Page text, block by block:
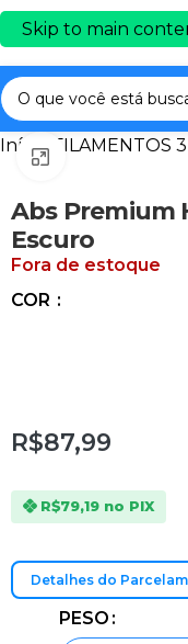
Skip to main
Início/ FILAMENTOS
Clique para
Abs Premium
Escuro
Fora de estoque
COR
R$87,99
R$79,19 no PIX
Detalhes do
PESO